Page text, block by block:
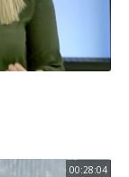
00:28:04